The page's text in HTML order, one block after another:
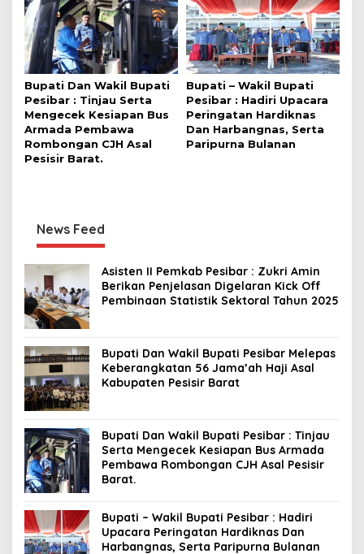
Bupati Dan Wakil Bupati
Pesibar : Tinjau Serta
Mengecek Kesiapan Bus
Armada Pembawa
Rombongan CJH Asal
Pesisir Barat.
Bupati – Wakil Bupati
Pesibar : Hadiri Upacara
Peringatan Hardiknas
Dan Harbangnas, Serta
Paripurna Bulanan
News Feed
Asisten II Pemkab Pesibar : Zukri Amin
Berikan Penjelasan Digelaran Kick Off
Pembinaan Statistik Sektoral Tahun 2025
Bupati Dan Wakil Bupati Pesibar Melepas
Keberangkatan 56 Jama’ah Haji Asal
Kabupaten Pesisir Barat
Bupati Dan Wakil Bupati Pesibar : Tinjau
Serta Mengecek Kesiapan Bus Armada
Pembawa Rombongan CJH Asal Pesisir
Barat.
Bupati – Wakil Bupati Pesibar : Hadiri
Upacara Peringatan Hardiknas Dan
Harbangnas, Serta Paripurna Bulanan